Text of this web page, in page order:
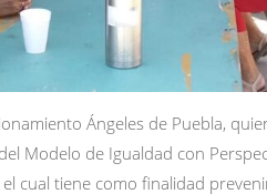
Ángeles de Puebla,
Modelo de Igualdad con
cual tiene como finalidad